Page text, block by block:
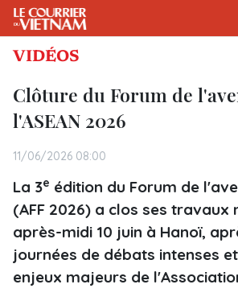
VIDÉOS
Clôture du Forum de
l'ASEAN 2026
11/06/2026 08:00
La 3e édition du Forum de
(AFF 2026) a clos ses travaux
après-midi 10 juin à Hanoï,
journées de débats intenses
enjeux majeurs de